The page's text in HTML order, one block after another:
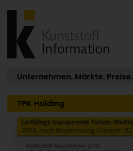
Unternehmen. Märkte. Preise.
TPK Holding